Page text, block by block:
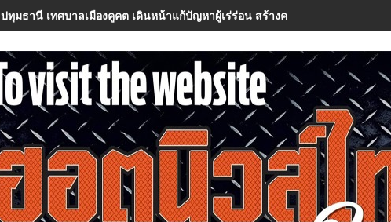
ปทุมธานี เทศบาลเมืองคูคต เดินหน้าแก้ปัญหาผู้เร่ร่อน สร้างความปลอดภัยประชาชน